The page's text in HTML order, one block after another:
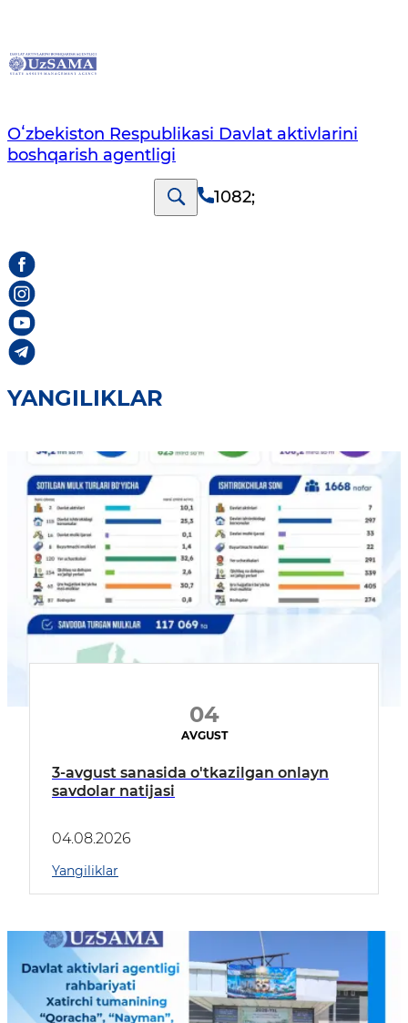
Oʻzbekiston Respublikasi Davlat aktivlarini
boshqarish agentligi
1082;
YANGILIKLAR
04
AVGUST
3-avgust sanasida o'tkazilgan onlayn
savdolar natijasi
04.08.2026
Yangiliklar